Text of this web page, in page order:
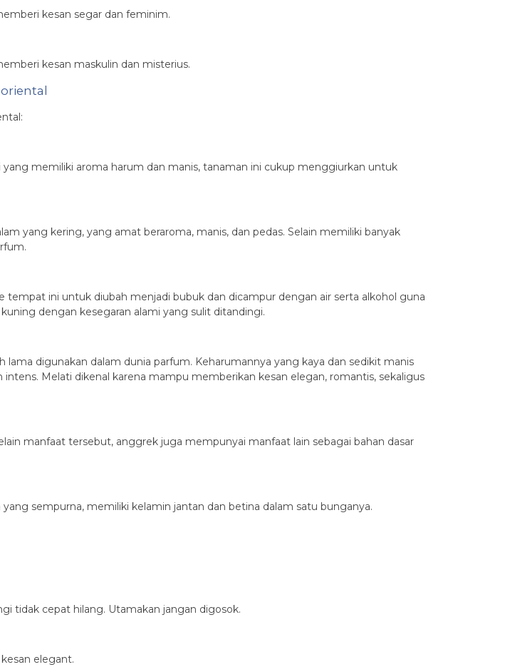
kesan segar dan feminim.
kesan maskulin dan misterius.
memiliki aroma harum dan manis, tanaman ini cukup menggiurkan untuk
yang kering, yang amat beraroma, manis, dan pedas. Selain memiliki banyak
tempat ini untuk diubah menjadi bubuk dan dicampur dengan air serta alkohol guna
dengan kesegaran alami yang sulit ditandingi.
digunakan dalam dunia parfum. Keharumannya yang kaya dan sedikit manis
Melati dikenal karena mampu memberikan kesan elegan, romantis, sekaligus
manfaat tersebut, anggrek juga mempunyai manfaat lain sebagai bahan dasar
sempurna, memiliki kelamin jantan dan betina dalam satu bunganya.
tidak cepat hilang. Utamakan jangan digosok.
elegant.